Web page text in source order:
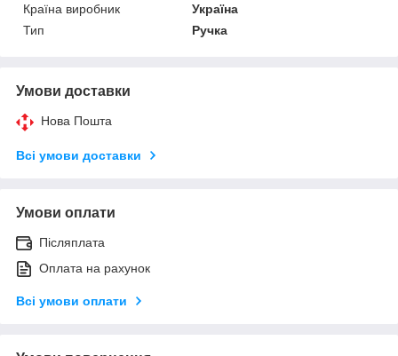
Країна виробник
Україна
Тип
Ручка
Умови доставки
Нова Пошта
Всі умови доставки
Умови оплати
Післяплата
Оплата на рахунок
Всі умови оплати